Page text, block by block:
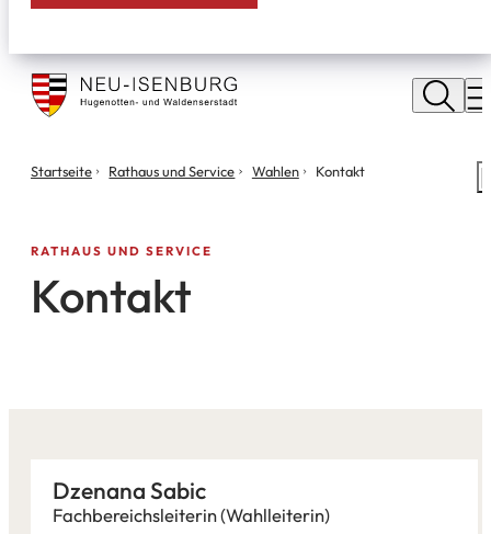
Stadt
Neu
Isenburg
SieStartseite Rathaus und Service Wahlen Kontakt
RATHAUS UND SERVICE
Kontakt
Dzenana Sabic
Fachbereichsleiterin (Wahlleiterin)